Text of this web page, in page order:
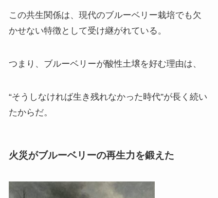
この共生関係は、現代のブルーベリー栽培でも欠
かせない特徴として受け継がれている。
つまり、ブルーベリーが酸性土壌を好む理由は、
“そうしなければ生き残れなかった時代”が長く続い
たからだ。
火災がブルーベリーの再生力を鍛えた